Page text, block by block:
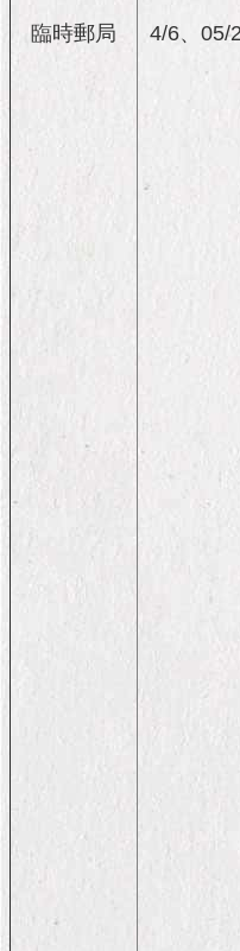
臨時郵局 4/6、05/